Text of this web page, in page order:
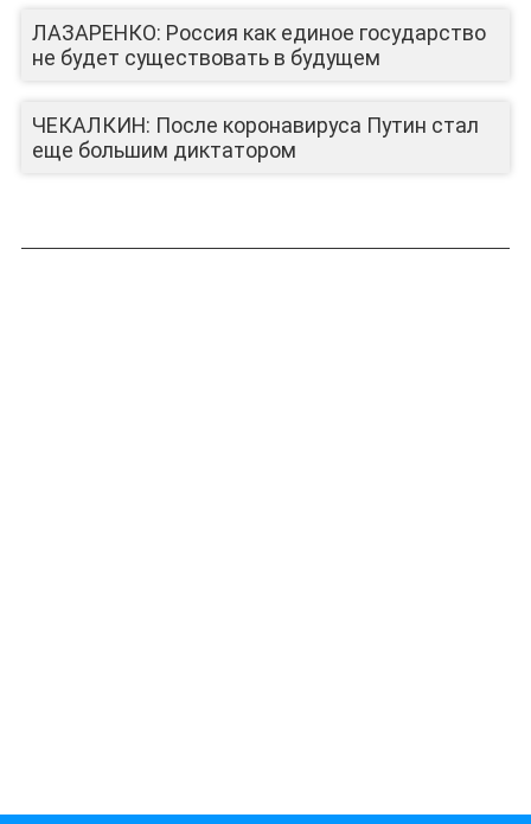
ЛАЗАРЕНКО: Россия как единое государство
не будет существовать в будущем
ЧЕКАЛКИН: После коронавируса Путин стал
еще большим диктатором